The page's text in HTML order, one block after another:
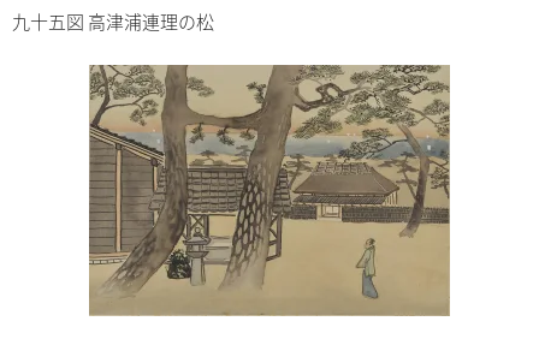
九十五図 高津浦連理の松